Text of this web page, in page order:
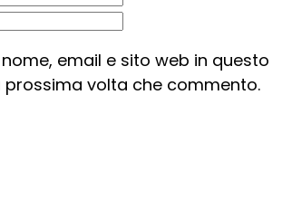
email e sito web in questo
prossima volta che commento.